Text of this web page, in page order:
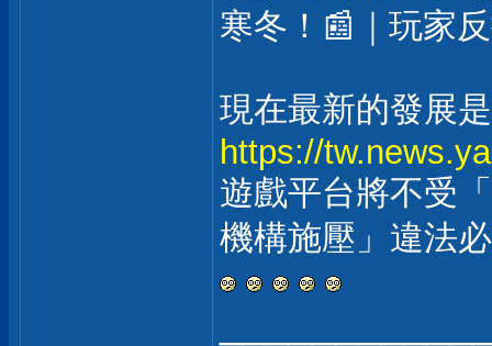
寒冬！📰｜玩家
現在最新的發展
https://
遊戲平台將不受
機構施壓」違法